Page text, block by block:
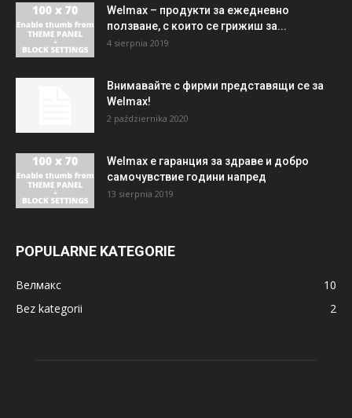
Welmax – продукти за ежедневно
ползване, с които се грижиш за...
4 sierpnia 2019
Внимавайте с фирми представящи се за
Welmax!
2 października 2020
Welmax е гаранция за здраве и добро
самочувствие години напред
13 sierpnia 2019
POPULARNE KATEGORIE
Велмакс
10
Bez kategorii
2